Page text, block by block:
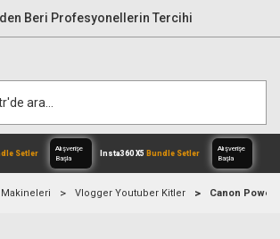
Beri Profesyonellerin Tercihi
Vlogger Youtuber Kitler Canon